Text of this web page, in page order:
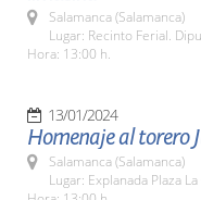
Salamanca (Salamanca)
Lugar: Recinto Ferial.
Hora: 13:00 h.
13/01/2024
Homenaje al torero
Salamanca (Salamanca)
Lugar: Explanada Plaza